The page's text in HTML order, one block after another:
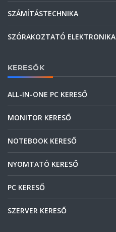
SZÁMÍTÁSTECHNIKA
SZÓRAKOZTATÓ ELEKTRONIKA
KERESŐK
ALL-IN-ONE PC KERESŐ
MONITOR KERESŐ
NOTEBOOK KERESŐ
NYOMTATÓ KERESŐ
PC KERESŐ
SZERVER KERESŐ